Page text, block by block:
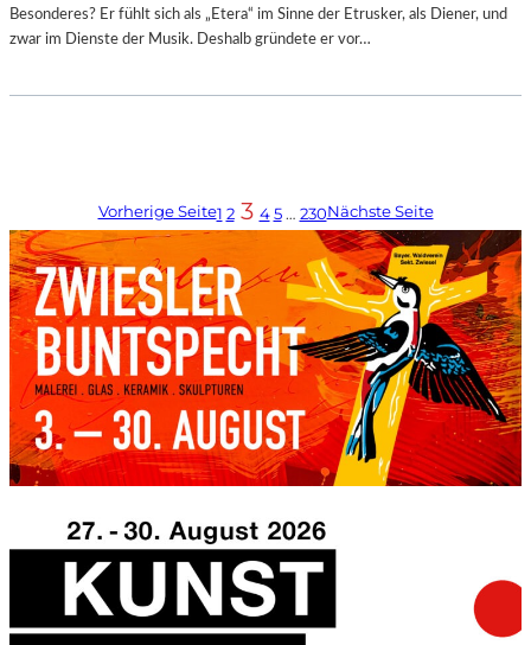
Besonderes? Er fühlt sich als „Etera“ im Sinne der Etrusker, als Diener, und
zwar im Dienste der Musik. Deshalb gründete er vor…
Vorherige Seite1 2 3 4 5 … 230Nächste Seite